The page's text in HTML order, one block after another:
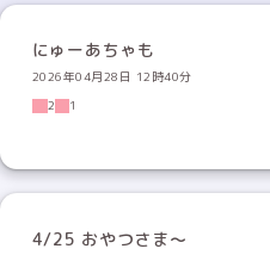
にゅーあちゃも
2026年04月28日 12時40分
2
1
4/25 おやつさま〜